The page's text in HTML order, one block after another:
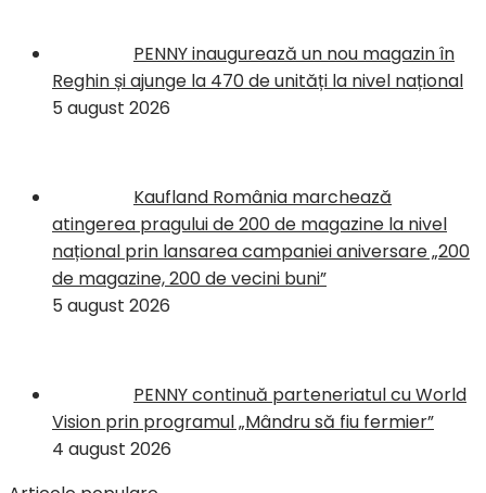
PENNY inaugurează un nou magazin în
Reghin și ajunge la 470 de unități la nivel național
5 august 2026
Kaufland România marchează
atingerea pragului de 200 de magazine la nivel
național prin lansarea campaniei aniversare „200
de magazine, 200 de vecini buni”
5 august 2026
PENNY continuă parteneriatul cu World
Vision prin programul „Mândru să fiu fermier”
4 august 2026